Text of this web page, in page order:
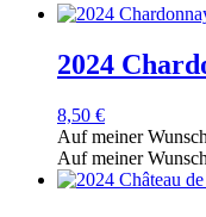
2024
8,50 €
Auf meiner
Auf meiner